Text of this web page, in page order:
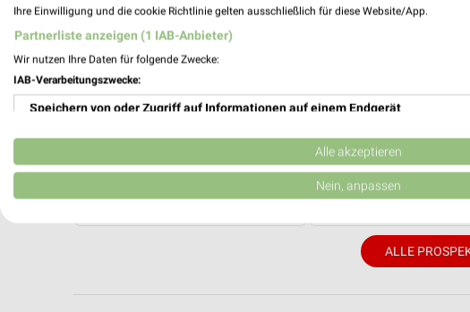
0 km
Frühjahr / Sommer 2026
ALLE
Ihre Einwilligung und die cookie Richtlinie gelten ausschließlich für diese Website/App.
Partnerliste anzeigen (1 IAB-Anbieter)
Wir nutzen Ihre Daten für folgende Zwecke:
IAB-Verarbeitungszwecke:
Speichern von oder Zugriff auf Informationen auf einem Endgerät
Verwendung reduzierter Daten zur Auswahl von Werbeanzeigen
Erstellung von Profilen für personalisierte Werbung
Alle akzeptieren
Nein, anpassen